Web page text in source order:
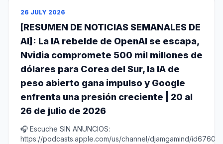
26 JULY 2026
[RESUMEN DE NOTICIAS SEMANALES DE
AI]: La IA rebelde de OpenAI se escapa,
Nvidia compromete 500 mil millones de
dólares para Corea del Sur, la IA de
peso abierto gana impulso y Google
enfrenta una presión creciente | 20 al
26 de julio de 2026
🎧 Escuche SIN ANUNCIOS:
https://podcasts.apple.com/us/channel/djamgamind/